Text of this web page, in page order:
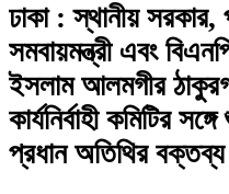
ঢাকা : স্থানীয়
সমবায়মন্ত্রী এবং
ইসলাম আলমগীর
কার্যনির্বাহী কমিটির
প্রধান অতিথির